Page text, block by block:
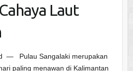
Laut
— Pulau Sangalaki merupakan
paling menawan di Kalimantan